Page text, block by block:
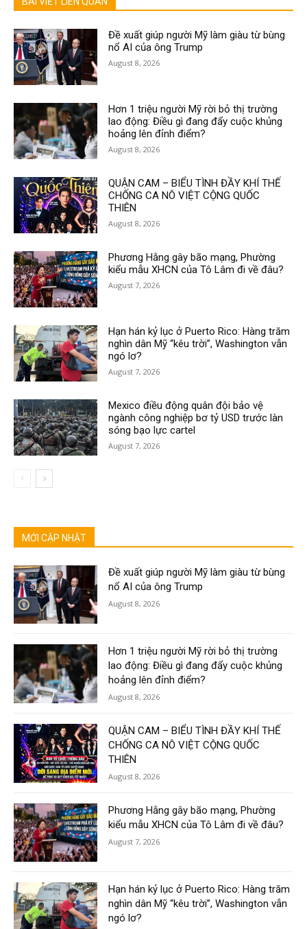
Đề xuất giúp người Mỹ làm giàu từ bùng
nổ AI của ông Trump
August 8, 2026
Hơn 1 triệu người Mỹ rời bỏ thị trường
lao động: Điều gì đang đẩy cuộc khủng
hoảng lên đỉnh điểm?
August 8, 2026
QUẬN CAM – BIỂU TÌNH ĐẦY KHÍ THẾ
CHỐNG CA NÔ VIỆT CỘNG QUỐC
THIÊN
August 8, 2026
Phương Hằng gây bão mạng, Phường
kiểu mẫu XHCN của Tô Lâm đi về đâu?
August 7, 2026
Hạn hán kỷ lục ở Puerto Rico: Hàng trăm
nghìn dân Mỹ “kêu trời”, Washington vẫn
ngó lơ?
August 7, 2026
Mexico điều động quân đội bảo vệ
ngành công nghiệp bơ tỷ USD trước làn
sóng bạo lực cartel
August 7, 2026
MỚI CẬP NHẬT
Đề xuất giúp người Mỹ làm giàu từ bùng
nổ AI của ông Trump
August 8, 2026
Hơn 1 triệu người Mỹ rời bỏ thị trường
lao động: Điều gì đang đẩy cuộc khủng
hoảng lên đỉnh điểm?
August 8, 2026
QUẬN CAM – BIỂU TÌNH ĐẦY KHÍ THẾ
CHỐNG CA NÔ VIỆT CỘNG QUỐC
THIÊN
August 8, 2026
Phương Hằng gây bão mạng, Phường
kiểu mẫu XHCN của Tô Lâm đi về đâu?
August 7, 2026
Hạn hán kỷ lục ở Puerto Rico: Hàng trăm
nghìn dân Mỹ “kêu trời”, Washington vẫn
ngó lơ?